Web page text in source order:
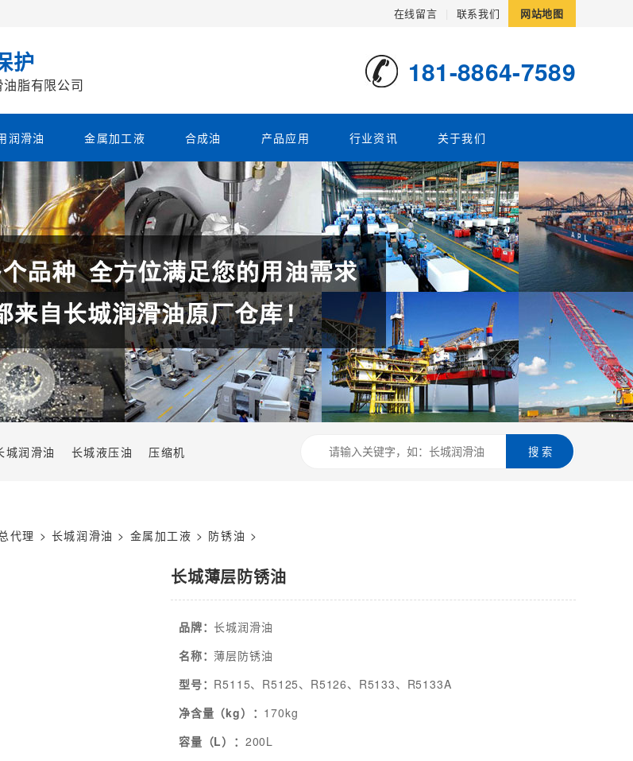
在线留言 联系我们 网站地图
护
脂有限公司 181-8864-7589
润滑油 金属加工液 合成油 产品应用 行业资讯 关于我们
城润滑油 长城液压油 压缩机 搜 索
代理 > 长城润滑油 > 金属加工液 > 防锈油 >
长城薄层防锈油
品牌：长城润滑油
名称：薄层防锈油
型号： R5115、R5125、R5126、R5133、R5133A
净含量（kg）： 170kg
容量（L）： 200L